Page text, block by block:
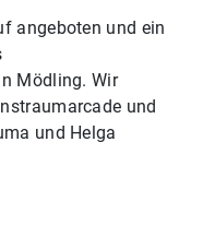
angeboten und ein
Mödling. Wir
und
und Helga